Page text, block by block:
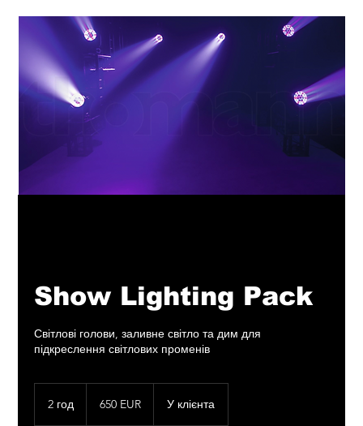
Show Lighting Pack
Світлові голови, заливне світло та дим для
підкреслення світлових променів
2 год 650 EUR У клієнта